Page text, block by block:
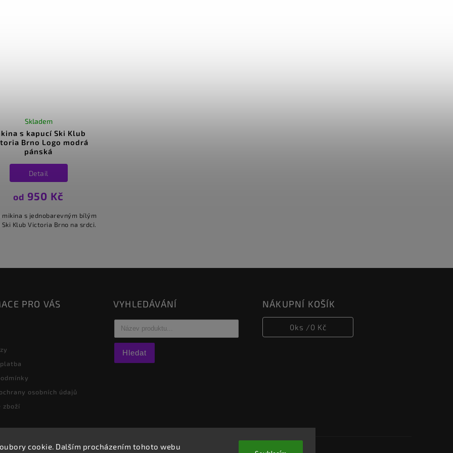
cookie. Dalším procházením tohoto webu
s kapucí Ski Klub
Brno Logo modrá
pánská
Skladem
od 950 Kč
Detail
mikina s jednobarevným bílým
Ski Klub Victoria Brno na srdci.
PRO VÁS
osobních údajů
zboží
VYHLEDÁVÁNÍ
Hledat
NÁKUPNÍ KOŠÍK
0ks /0 Kč